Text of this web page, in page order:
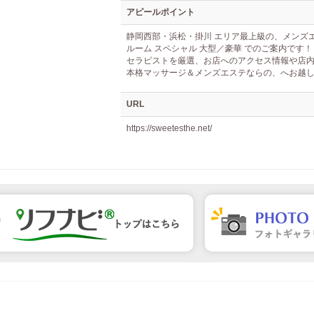
アピールポイント
静岡西部・浜松・掛川 エリア最上級の、メンズ
ルーム スペシャル 大型／豪華 でのご案内です！
セラピストを厳選、お店へのアクセス情報や店
本格マッサージ＆メンズエステならの、へお越し
URL
https://sweetesthe.net/